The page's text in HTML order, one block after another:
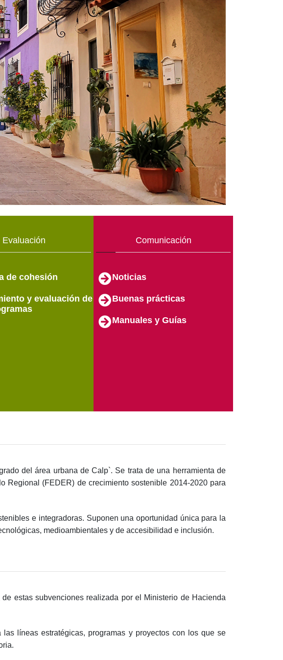
Evaluación
de cohesión
y evaluación de
Comunicación
Noticias
Buenas prácticas
Manuales y Guías
del área urbana de Calp`. Se trata de una herramienta de
Regional (FEDER) de crecimiento sostenible 2014-2020 para
e integradoras. Suponen una oportunidad única para la
medioambientales y de accesibilidad e inclusión.
estas subvenciones realizada por el Ministerio de Hacienda
líneas estratégicas, programas y proyectos con los que se